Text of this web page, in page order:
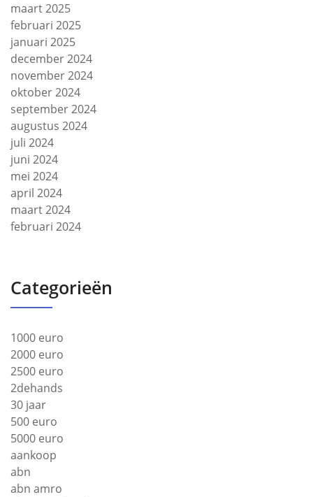
maart 2025
februari 2025
januari 2025
december 2024
november 2024
oktober 2024
september 2024
augustus 2024
juli 2024
juni 2024
mei 2024
april 2024
maart 2024
februari 2024
Categorieën
1000 euro
2000 euro
2500 euro
2dehands
30 jaar
500 euro
5000 euro
aankoop
abn
abn amro